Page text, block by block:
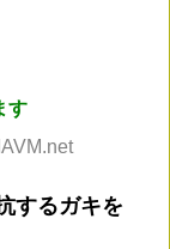
す
するガキを